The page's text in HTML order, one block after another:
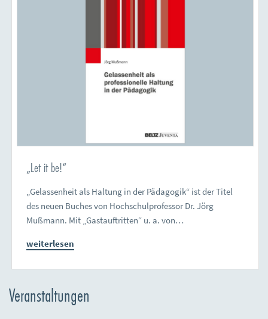
„Let it be!“
„Gelassenheit als Haltung in der Pädagogik“ ist der Titel
des neuen Buches von Hochschulprofessor Dr. Jörg
Mußmann. Mit „Gastauftritten“ u. a. von…
weiterlesen
Veranstaltungen